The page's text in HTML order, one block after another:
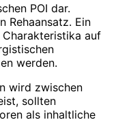
POI dar.
Rehaansatz. Ein
auf
werden.
wird zwischen
sollten
als inhaltliche